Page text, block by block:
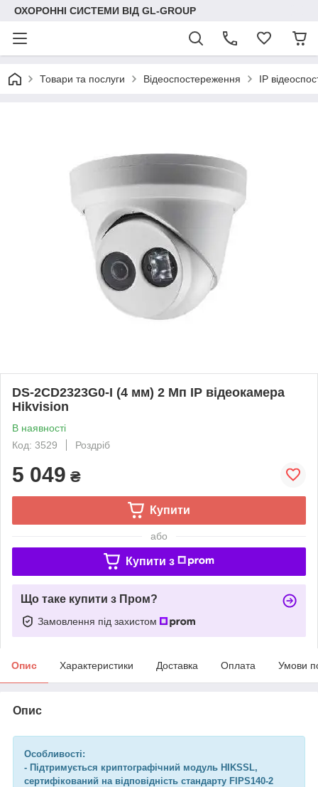
ОХОРОННІ СИСТЕМИ ВІД GL-GROUP
Товари та послуги Відеоспостереження IP
DS-2CD2323G0-I (4 мм) 2 Мп IP відеокамера
Hikvision
В наявності
Код: 3529
Роздріб
5 049 ₴
Купити
або
Купити з
Що таке купити з Пром?
Замовлення під захистом
Опис Характеристики Доставка Оплата Умови
Опис
Особливості:
- Підтримується криптографічний модуль HIKSSL,
сертифікований на відповідність стандарту FIPS140-2